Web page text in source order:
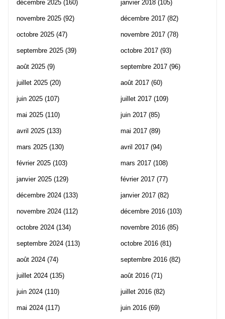
décembre 2025 (160)
novembre 2025 (92)
octobre 2025 (47)
septembre 2025 (39)
août 2025 (9)
juillet 2025 (20)
juin 2025 (107)
mai 2025 (110)
avril 2025 (133)
mars 2025 (130)
février 2025 (103)
janvier 2025 (129)
décembre 2024 (133)
novembre 2024 (112)
octobre 2024 (134)
septembre 2024 (113)
août 2024 (74)
juillet 2024 (135)
juin 2024 (110)
mai 2024 (117)
janvier 2018 (105)
décembre 2017 (82)
novembre 2017 (78)
octobre 2017 (93)
septembre 2017 (96)
août 2017 (60)
juillet 2017 (109)
juin 2017 (85)
mai 2017 (89)
avril 2017 (94)
mars 2017 (108)
février 2017 (77)
janvier 2017 (82)
décembre 2016 (103)
novembre 2016 (85)
octobre 2016 (81)
septembre 2016 (82)
août 2016 (71)
juillet 2016 (82)
juin 2016 (69)